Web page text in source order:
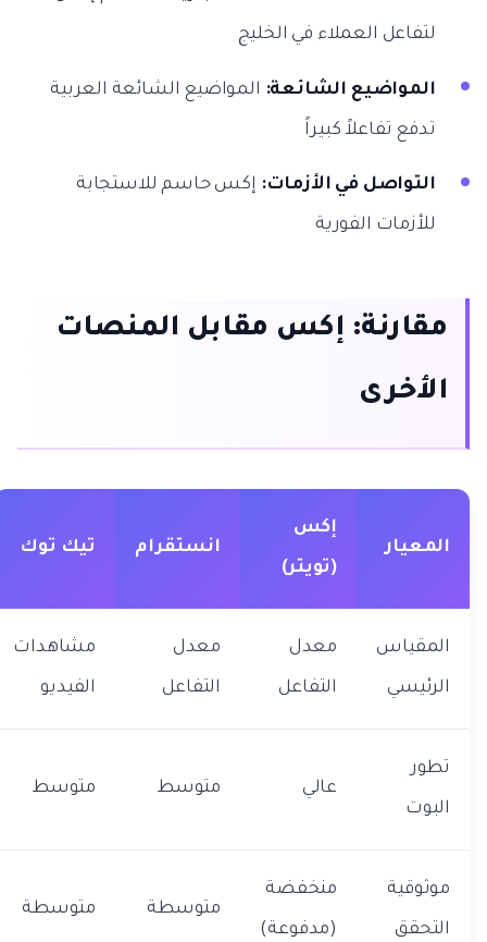
لتفاعل العملاء في الخليج
المواضيع الشائعة:المواضيع الشائعة العربية
تدفع تفاعلاً كبيراً
التواصل في الأزمات:إكس حاسم للاستجابة
للأزمات الفورية
مقارنة: إكس مقابل المنصات
الأخرى
المعيار
إكس
(تويتر)
انستقرام تيك توك
المقياس
الرئيسي
معدل
التفاعل
معدل
التفاعل
مشاهدات
الفيديو
تطور
البوت
عالي متوسط متوسط
موثوقية
التحقق
منخفضة
(مدفوعة)
متوسطة متوسطة